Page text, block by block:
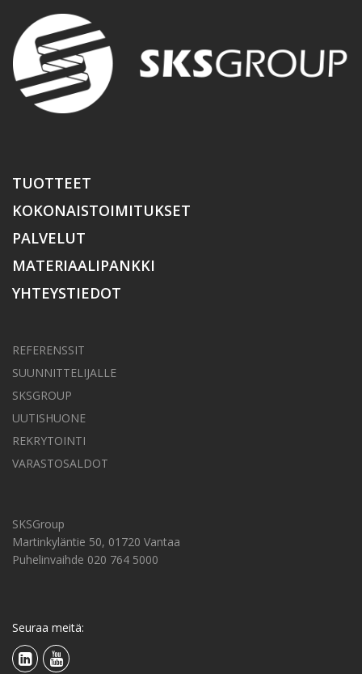
TUOTTEET
KOKONAISTOIMITUKSET
PALVELUT
MATERIAALIPANKKI
YHTEYSTIEDOT
REFERENSSIT
SUUNNITTELIJALLE
SKSGROUP
UUTISHUONE
REKRYTOINTI
VARASTOSALDOT
SKSGroup
Martinkyläntie 50, 01720 Vantaa
Puhelinvaihde 020 764 5000
Seuraa meitä: